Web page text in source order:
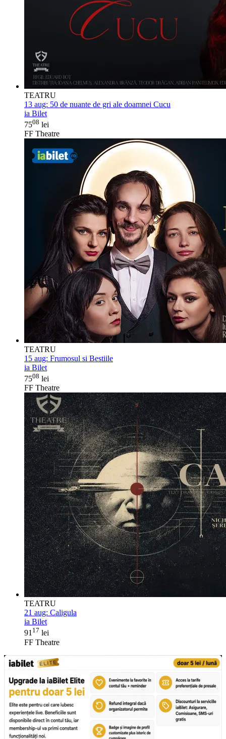
TEATRU
13 aug: 50 de nuante de gri ale doamnei Cucu
ia Bilet
7508 lei
FF Theatre
TEATRU
15 aug: Frumosul si Bestiile
ia Bilet
7508 lei
FF Theatre
TEATRU
21 aug: Caligula
ia Bilet
9117 lei
FF Theatre